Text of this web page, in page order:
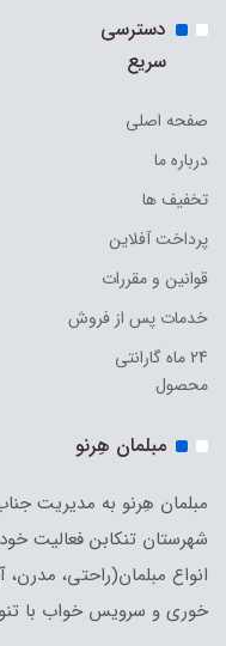
دسترسی
سریع
صفحه اصلی
درباره ما
تخفیف ها
پرداخت آفلاین
قوانین و مقررات
خدمات پس از فروش
24 ماه گارانتی
محصول
مبلمان هِرنو
شهرستان تنکابن فعالیت
انواع مبلمان(راحتی، مدرن،
خوری و سرویس خواب با